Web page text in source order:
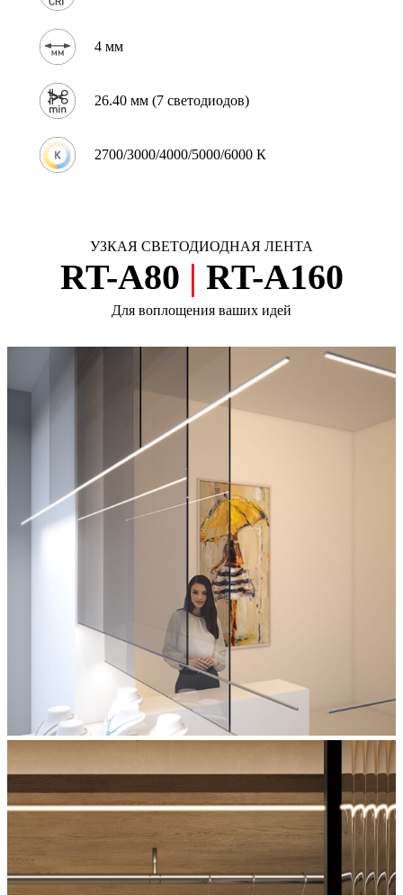
4 мм
26.40 мм (7 светодиодов)
2700/3000/4000/5000/6000 К
УЗКАЯ СВЕТОДИОДНАЯ ЛЕНТА
RT-A80 | RT-A160
Для воплощения ваших идей